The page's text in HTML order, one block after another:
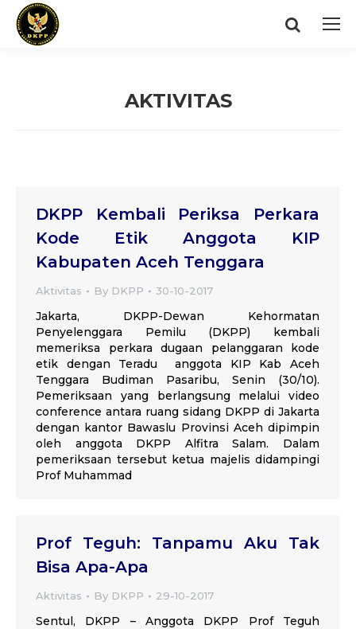
Search:
AKTIVITAS
DKPP Kembali Periksa Perkara
Kode Etik Anggota KIP
Kabupaten Aceh Tenggara
Aktivitas By DKPP 30-10-2017
Jakarta, DKPP-Dewan Kehormatan
Penyelenggara Pemilu (DKPP) kembali
memeriksa perkara dugaan pelanggaran kode
etik dengan Teradu anggota KIP Kab Aceh
Tenggara Budiman Pasaribu, Senin (30/10).
Pemeriksaan yang berlangsung melalui video
conference antara ruang sidang DKPP di Jakarta
dengan kantor Bawaslu Provinsi Aceh dipimpin
oleh anggota DKPP Alfitra Salam. Dalam
pemeriksaan tersebut ketua majelis didampingi
Prof Muhammad
Prof Teguh: Tanpamu Aku Tak
Bisa Apa-Apa
Aktivitas By DKPP 29-10-2017
Sentul, DKPP – Anggota DKPP Prof Teguh